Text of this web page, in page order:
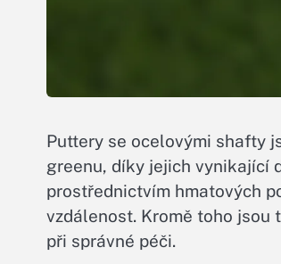
Puttery se ocelovými shafty
greenu, díky jejich vynikající
prostřednictvím hmatových
vzdálenost. Kromě toho
při správné péči.